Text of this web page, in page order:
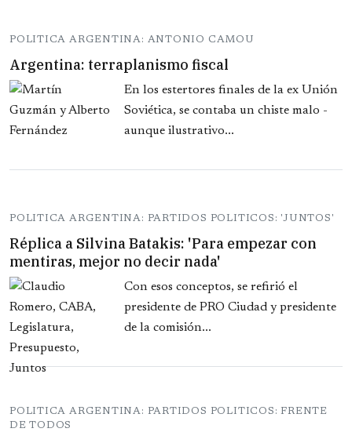
POLITICA ARGENTINA: ANTONIO CAMOU
Argentina: terraplanismo fiscal
En los estertores finales de la ex Unión
Soviética, se contaba un chiste malo -
aunque ilustrativo...
POLITICA ARGENTINA: PARTIDOS POLITICOS: 'JUNTOS'
Réplica a Silvina Batakis: 'Para empezar con
mentiras, mejor no decir nada'
Con esos conceptos, se refirió el
presidente de PRO Ciudad y presidente
de la comisión...
POLITICA ARGENTINA: PARTIDOS POLITICOS: FRENTE
DE TODOS